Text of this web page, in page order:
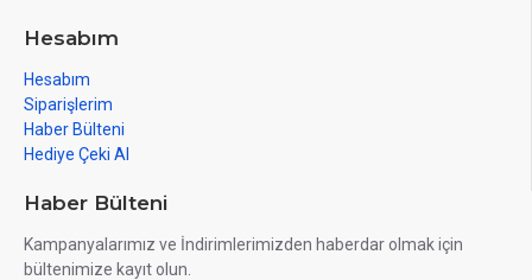
Hesabım
Hesabım
Siparişlerim
Haber Bülteni
Hediye Çeki Al
Haber Bülteni
Kampanyalarımız ve İndirimlerimizden haberdar olmak için
bültenimize kayıt olun.